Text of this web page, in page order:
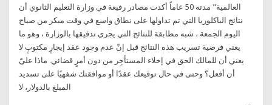
العالمية" مدته 50 عاماً أكدت مصادر رفيعة في وزارة التعليم الثانوي أن
نتائج الباكلوريا التي تم تداولها على نطاق واسع في وقت مبكر من صباح
اليوم الجمعة ، شبه مطابقة للنتائج التي يجري تدقيقها بالوزارة ، وهو ما
يعني فرضية تسريب هذه النتائج قبل إنّ عدم وجود عقد إيجارٍ مكتوبٍ لا
يعني أن للمالك الحق في إخلاء المستأجِر من دون أمرٍ قضائي. ماذا عليّ
أن أفعل؟ وحتى في حال توقيعك عقدًا أو موافقتك شفهيًا على تسديد
المبلغ بالدولار، لا